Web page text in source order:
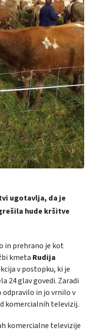
ugotavlja, da je
hude kršitve
in prehrano je kot
kmeta Rudija
v postopku, ki je
24 glav govedi. Zaradi
in jo vrnilo v
komercialnih televizij.
komercialne televizije